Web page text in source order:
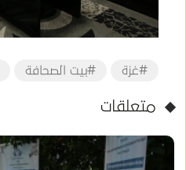
#غزة #بيت الصحافة
متعلقات